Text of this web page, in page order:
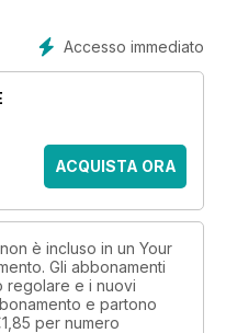
Accesso immediato
ACQUISTA ORA
è incluso in un Your
Gli abbonamenti
regolare e i nuovi
e partono
per numero